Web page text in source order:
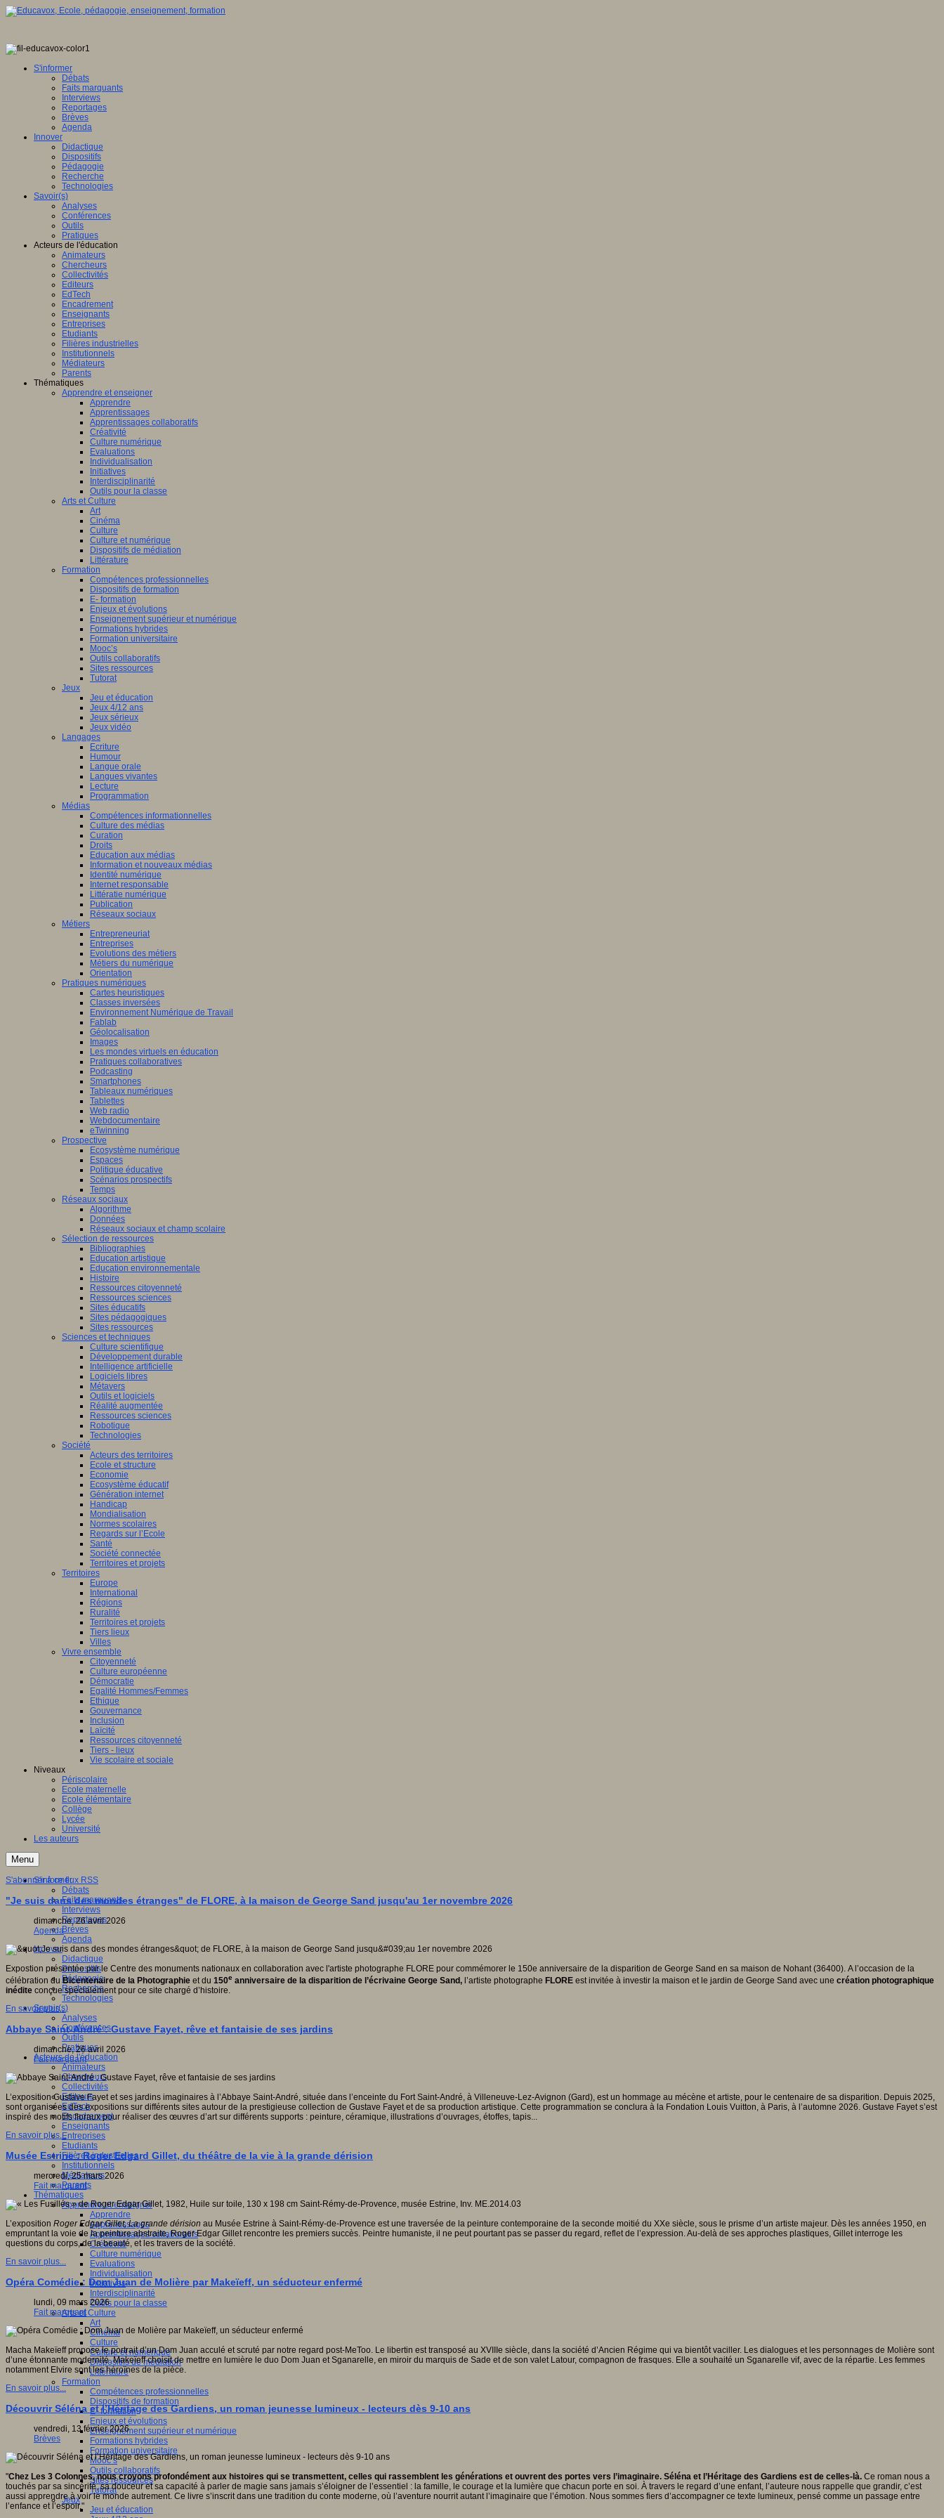
S'informer
Débats
Faits marquants
Interviews
Reportages
Brèves
Agenda
Innover
Didactique
Dispositifs
Pédagogie
Recherche
Technologies
Savoir(s)
Analyses
Conférences
Outils
Pratiques
Acteurs de l'éducation
Animateurs
Chercheurs
Collectivités
Editeurs
EdTech
Encadrement
Enseignants
Entreprises
Etudiants
Filières industrielles
Institutionnels
Médiateurs
Parents
Thématiques
Apprendre et enseigner
Apprendre
Apprentissages
Apprentissages collaboratifs
Créativité
Culture numérique
Evaluations
Individualisation
Initiatives
Interdisciplinarité
Outils pour la classe
Arts et Culture
Art
Cinéma
Culture
Culture et numérique
Dispositifs de médiation
Littérature
Formation
Compétences professionnelles
Dispositifs de formation
E- formation
Enjeux et évolutions
Enseignement supérieur et numérique
Formations hybrides
Formation universitaire
Mooc’s
Outils collaboratifs
Sites ressources
Tutorat
Jeux
Jeu et éducation
Jeux 4/12 ans
Jeux sérieux
Jeux vidéo
Langages
Ecriture
Humour
Langue orale
Langues vivantes
Lecture
Programmation
Médias
Compétences informationnelles
Culture des médias
Curation
Droits
Education aux médias
Information et nouveaux médias
Identité numérique
Internet responsable
Littératie numérique
Publication
Réseaux sociaux
Métiers
Entrepreneuriat
Entreprises
Evolutions des métiers
Métiers du numérique
Orientation
Pratiques numériques
Cartes heuristiques
Classes inversées
Environnement Numérique de Travail
Fablab
Géolocalisation
Images
Les mondes virtuels en éducation
Pratiques collaboratives
Podcasting
Smartphones
Tableaux numériques
Tablettes
Web radio
Webdocumentaire
eTwinning
Prospective
Ecosystème numérique
Espaces
Politique éducative
Scénarios prospectifs
Temps
Réseaux sociaux
Algorithme
Données
Réseaux sociaux et champ scolaire
Sélection de ressources
Bibliographies
Education artistique
Education environnementale
Histoire
Ressources citoyenneté
Ressources sciences
Sites éducatifs
Sites pédagogiques
Sites ressources
Sciences et techniques
Culture scientifique
Développement durable
Intelligence artificielle
Logiciels libres
Métavers
Outils et logiciels
Réalité augmentée
Ressources sciences
Robotique
Technologies
Société
Acteurs des territoires
Ecole et structure
Economie
Ecosystème éducatif
Génération internet
Handicap
Mondialisation
Normes scolaires
Regards sur l’Ecole
Santé
Société connectée
Territoires et projets
Territoires
Europe
International
Régions
Ruralité
Territoires et projets
Tiers lieux
Villes
Vivre ensemble
Citoyenneté
Culture européenne
Démocratie
Egalité Hommes/Femmes
Ethique
Gouvernance
Inclusion
Laïcité
Ressources citoyenneté
Tiers - lieux
Vie scolaire et sociale
Niveaux
Périscolaire
Ecole maternelle
Ecole élémentaire
Collège
Lycée
Université
Les auteurs
Menu
S'informer
Débats
Faits marquants
Interviews
Reportages
Brèves
Agenda
Innover
Didactique
Dispositifs
Pédagogie
Recherche
Technologies
Savoir(s)
Analyses
Conférences
Outils
Pratiques
Acteurs de l'éducation
Animateurs
Chercheurs
Collectivités
Editeurs
EdTech
Encadrement
Enseignants
Entreprises
Etudiants
Filières industrielles
Institutionnels
Médiateurs
Parents
Thématiques
Apprendre et enseigner
Apprendre
Apprentissages
Apprentissages collaboratifs
Créativité
Culture numérique
Evaluations
Individualisation
Initiatives
Interdisciplinarité
Outils pour la classe
Arts et Culture
Art
Cinéma
Culture
Culture et numérique
Dispositifs de médiation
Littérature
Formation
Compétences professionnelles
Dispositifs de formation
E- formation
Enjeux et évolutions
Enseignement supérieur et numérique
Formations hybrides
Formation universitaire
Mooc’s
Outils collaboratifs
Sites ressources
Tutorat
Jeux
Jeu et éducation
S'abonner à ce flux RSS
"Je suis dans des mondes étranges" de FLORE, à la maison de George Sand jusqu'au 1er novembre 2026
dimanche, 26 avril 2026
Agenda
Expostion présentée par le Centre des monuments nationaux en collaboration avec l'artiste photographe FLORE pour commémorer le 150e anniversaire de la disparition de George Sand en sa maison de Nohant (36400). A l’occasion de la
célébration duBicentenaire de la Photographie et du 150e anniversaire de la disparition de l’écrivaine George Sand, l’artiste photographe FLORE est invitée à investir la maison et le jardin de George Sand avec une création photographique
inédite conçue spécialement pour ce site chargé d’histoire.
En savoir plus...
Abbaye Saint-André : Gustave Fayet, rêve et fantaisie de ses jardins
dimanche, 26 avril 2026
Fait marquant
L’exposition Gustave Fayet et ses jardins imaginaires à l’Abbaye Saint-André, située dans l’enceinte du Fort Saint-André, à Villeneuve-Lez-Avignon (Gard), est un hommage au mécène et artiste, pour le centenaire de sa disparition. Depuis 2025,
sont organisées des expositions sur différents sites autour de la prestigieuse collection de Gustave Fayet et de sa production artistique. Cette programmation se conclura à la Fondation Louis Vuitton, à Paris, à l’automne 2026. Gustave Fayet s’est
inspiré des motifs floraux pour réaliser des œuvres d’art sur différents supports : peinture, céramique, illustrations d’ouvrages, étoffes, tapis...
En savoir plus...
Musée Estrine : Roger Edgard Gillet, du théâtre de la vie à la grande dérision
mercredi, 25 mars 2026
Fait marquant
L’exposition Roger Edgar Gillet, La grande dérision au Musée Estrine à Saint-Rémy-de-Provence est une traversée de la peinture contemporaine de la seconde moitié du XXe siècle, sous le prisme d’un artiste majeur. Dès les années 1950, en
empruntant la voie de la peinture abstraite, Roger Edgar Gillet rencontre les premiers succès. Peintre humaniste, il ne peut pourtant pas se passer du regard, reflet de l’expression. Au-delà de ses approches plastiques, Gillet interroge les
questions du corps, de la beauté, et les travers de la société.
En savoir plus...
Opéra Comédie : Dom Juan de Molière par Makeïeff, un séducteur enfermé
lundi, 09 mars 2026
Fait marquant
Macha Makeïeff propose le portrait d’un Dom Juan acculé et scruté par notre regard post-MeToo. Le libertin est transposé au XVIIIe siècle, dans la société d’Ancien Régime qui va bientôt vaciller. Les dialogues et les personnages de Molière sont
d’une étonnante modernité. Makeïeff choisit de mettre en lumière le duo Dom Juan et Sganarelle, en miroir du marquis de Sade et de son valet Latour, compagnon de frasques. Elle a souhaité un Sganarelle vif, avec de la répartie. Les femmes
notamment Elvire sont les héroïnes de la pièce.
En savoir plus...
Découvrir Séléna et l’Héritage des Gardiens, un roman jeunesse lumineux - lecteurs dès 9-10 ans
vendredi, 13 février 2026
Brèves
"Chez Les 3 Colonnes, nous croyons profondément aux histoires qui se transmettent, celles qui rassemblent les générations et ouvrent des portes vers l’imaginaire. Séléna et l’Héritage des Gardiens est de celles-là. Ce roman nous a
touchés par sa sincérité, sa douceur et sa capacité à parler de magie sans jamais s’éloigner de l’essentiel : la famille, le courage et la lumière que chacun porte en soi. À travers le regard d’une enfant, l’auteure nous rappelle que grandir, c’est
aussi apprendre à voir le monde autrement. Ce livre s’inscrit dans une tradition du conte moderne, où l’aventure nourrit autant l’imaginaire que l’émotion. Nous sommes fiers d’accompagner ce texte lumineux, pensé comme un passage entre
l’enfance et l’espoir."